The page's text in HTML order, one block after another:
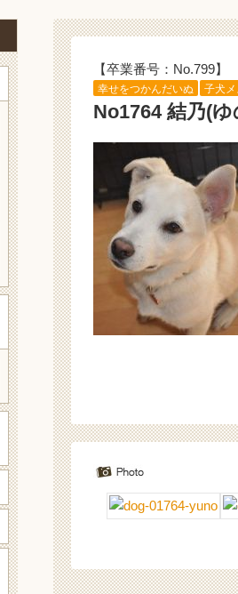
【卒業番号：No.799】
幸せをつかんだいぬ 子犬
No1764 結乃(